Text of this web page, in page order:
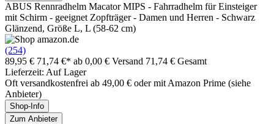
ABUS Rennradhelm Macator MIPS - Fahrradhelm für Einsteiger
mit Schirm - geeignet Zopfträger - Damen und Herren - Schwarz
Glänzend, Größe L, L (58-62 cm)
(254)
89,95 € 71,74 €* ab 0,00 € Versand 71,74 € Gesamt
Lieferzeit: Auf Lager
Oft versandkostenfrei ab 49,00 € oder mit Amazon Prime (siehe
Anbieter)
Shop-Info
Zum Anbieter